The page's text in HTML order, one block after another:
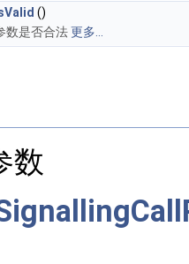
()
数是否合法更多...
数